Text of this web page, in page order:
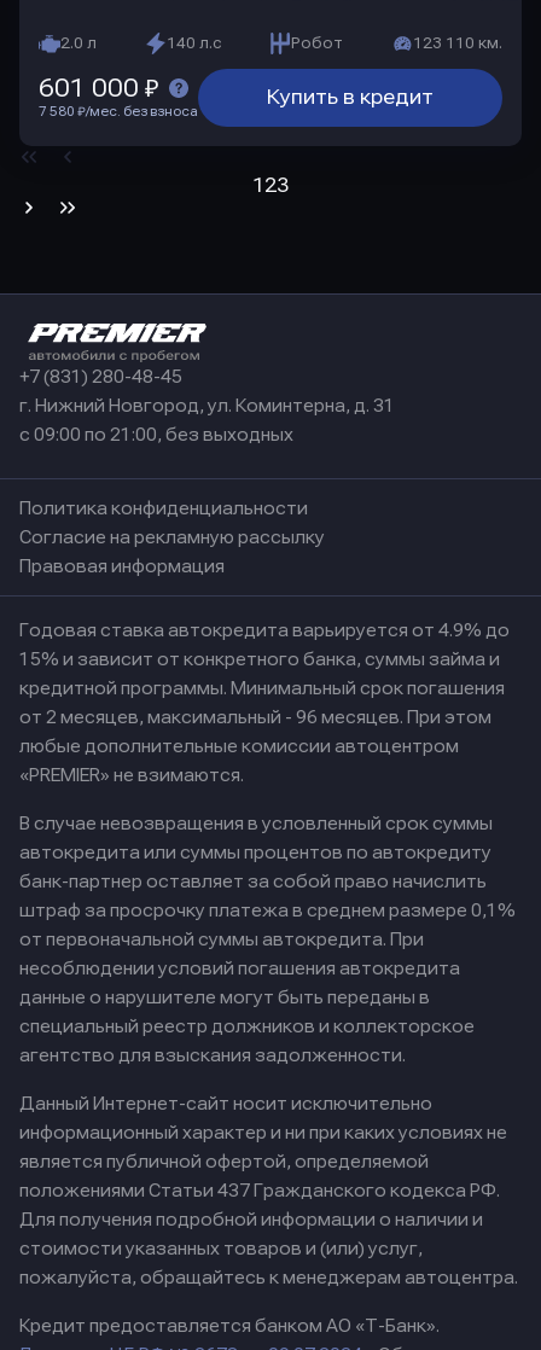
2.0 л 140 л.с Робот 123 110 км.
Купить в кредит
601 000 ₽
7 580 ₽/мес. без взноса
1 23
+7 (831) 280-48-45
г. Нижний Новгород, ул. Коминтерна, д. 31
с 09:00 по 21:00, без выходных
Политика конфиденциальности
Согласие на рекламную рассылку
Правовая информация
Годовая ставка автокредита варьируется от 4.9% до
15% и зависит от конкретного банка, суммы займа и
кредитной программы. Минимальный срок погашения
от 2 месяцев, максимальный - 96 месяцев. При этом
любые дополнительные комиссии автоцентром
«PREMIER» не взимаются.
В случае невозвращения в условленный срок суммы
автокредита или суммы процентов по автокредиту
банк-партнер оставляет за собой право начислить
штраф за просрочку платежа в среднем размере 0,1%
от первоначальной суммы автокредита. При
несоблюдении условий погашения автокредита
данные о нарушителе могут быть переданы в
специальный реестр должников и коллекторское
агентство для взыскания задолженности.
Данный Интернет-сайт носит исключительно
информационный характер и ни при каких условиях не
является публичной офертой, определяемой
положениями Статьи 437 Гражданского кодекса РФ.
Для получения подробной информации о наличии и
стоимости указанных товаров и (или) услуг,
пожалуйста, обращайтесь к менеджерам автоцентра.
Кредит предоставляется банком АО «Т-Банк».